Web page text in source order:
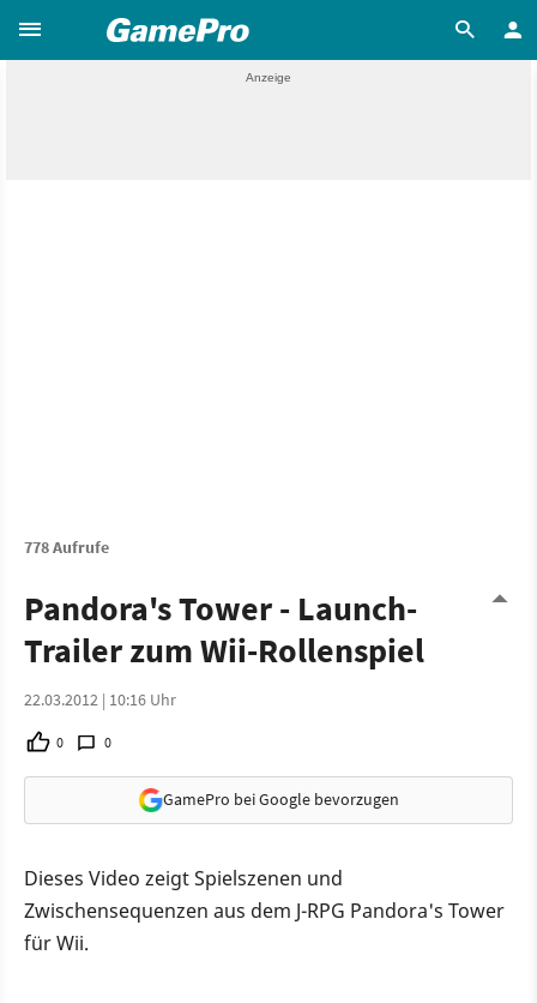
778 Aufrufe
Pandora's Tower - Launch-
Trailer zum Wii-Rollenspiel
22.03.2012 | 10:16 Uhr
0 0
GamePro bei Google bevorzugen
Dieses Video zeigt Spielszenen und
Zwischensequenzen aus dem J-RPG Pandora's Tower
für Wii.